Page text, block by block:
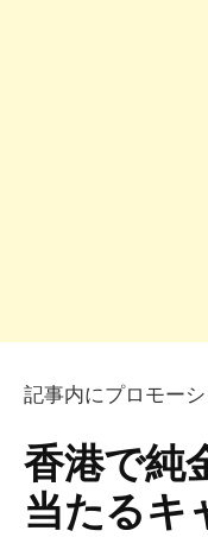
記事内にプロモー
香港で純
当たるキ